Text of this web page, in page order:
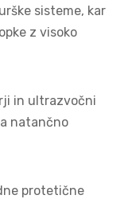
sisteme, kar
z visoko
in ultrazvočni
natančno
protetične